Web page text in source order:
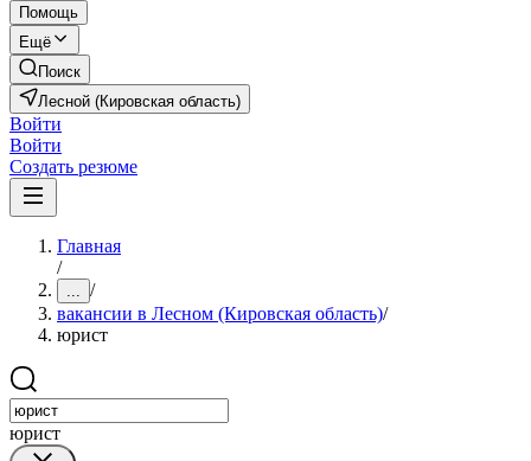
Помощь
Ещё
Поиск
Лесной (Кировская область)
Войти
Войти
Создать резюме
Главная
/
... /
вакансии в Лесном (Кировская область)/
юрист
юрист